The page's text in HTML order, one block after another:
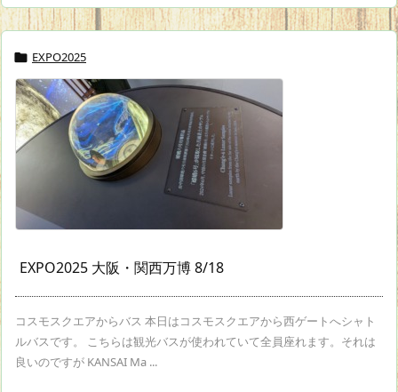
 EXPO2025
EXPO2025 大阪・関西万博 8/18
コスモスクエアからバス 本日はコスモスクエアから西ゲートへシャト
ルバスです。 こちらは観光バスが使われていて全員座れます。それは
良いのですが KANSAI Ma ...